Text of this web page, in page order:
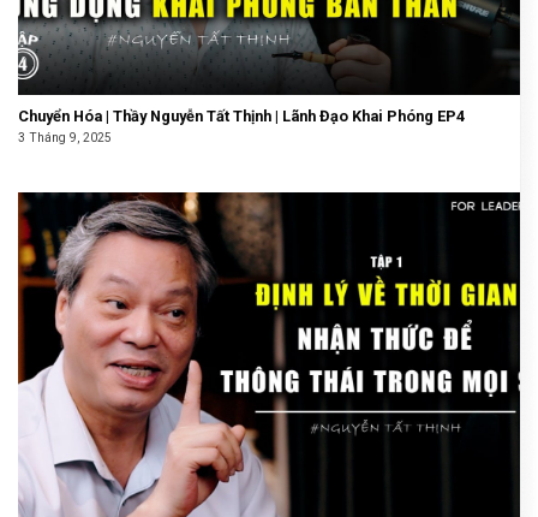
Chuyển Hóa | Thầy Nguyễn Tất Thịnh | Lãnh Đạo Khai Phóng EP4
3 Tháng 9, 2025